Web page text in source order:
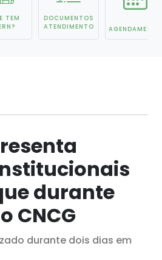
TEM
DOCUMENTOS
ATENDIMENTO
AGENDAMENTO
durante
CNCG
durante dois dias em